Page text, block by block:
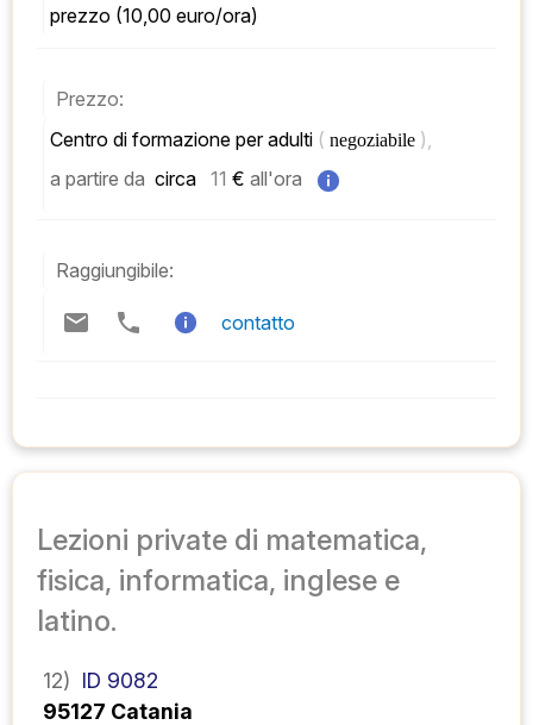
prezzo (10,00 euro/ora)
Prezzo:
Centro di formazione per adulti ( negoziabile ),
a partire da circa 11 € all'ora
Raggiungibile:
contatto
Lezioni private di matematica,
fisica, informatica, inglese e
latino.
12) ID 9082
95127 Catania